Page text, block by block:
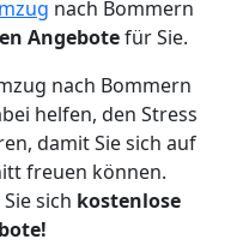
nach Bommern
Angebotefür Sie.
nach Bommern
helfen, den Stress
damit Sie sich auf
freuen können.
sich kostenlose